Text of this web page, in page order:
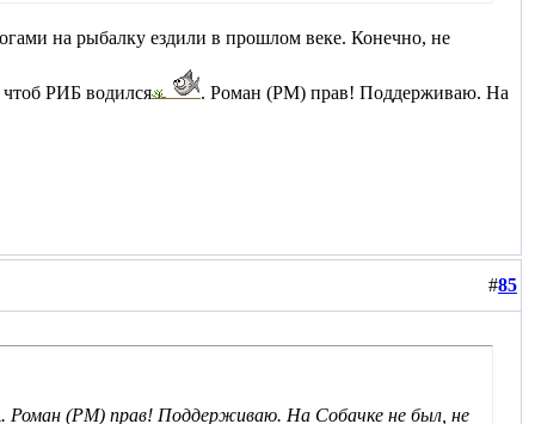
на рыбалку ездили в прошлом веке. Конечно, не
чтоб РИБ водился . Роман (РМ) прав! Поддерживаю. На
#85
. Роман (РМ) прав! Поддерживаю. На Собачке не был, не